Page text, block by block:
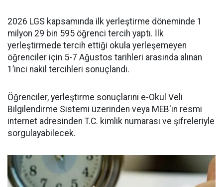
2026 LGS kapsamında ilk yerleştirme döneminde 1
milyon 29 bin 595 öğrenci tercih yaptı. İlk
yerleştirmede tercih ettiği okula yerleşemeyen
öğrenciler için 5-7 Ağustos tarihleri arasında alınan
1’inci nakil tercihleri sonuçlandı.
Öğrenciler, yerleştirme sonuçlarını e-Okul Veli
Bilgilendirme Sistemi üzerinden veya MEB'in resmi
internet adresinden T.C. kimlik numarası ve şifreleriyle
sorgulayabilecek.